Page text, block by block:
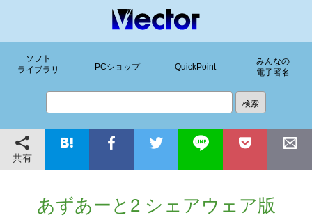
ソフト
ライブラリ
PCショップ QuickPoint
みんなの
電子署名
共有
あずあーと2 シェアウェア版